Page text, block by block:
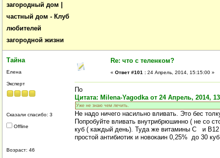
загородный дом |
частный дом - Клуб
любителей
загородной жизни
Тайна
Елена
Эксперт
Сказали спасибо: 3
Offline
Возраст: 46
Re: что с теленком?
« Ответ #101 : 24 Апрель, 2014, 15:15:00 »
По
Цитата: Milena-Yagodka от 24 Апрель, 2014,
Уже не знаю чем лечить.
Не надо ничего насильно вливать. Это бес
Попробуйте вливать внутрибрюшинно ( не со
куб ( каждый день). Туда же витамины С и В12
простой антибиотик и новокаин 0,25% до 30